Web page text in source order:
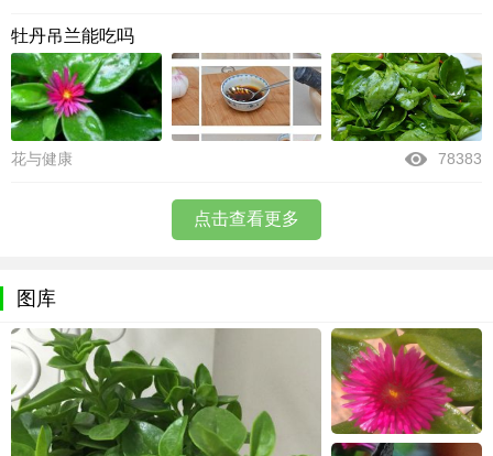
牡丹吊兰能吃吗
花与健康 78383
点击查看更多
图库